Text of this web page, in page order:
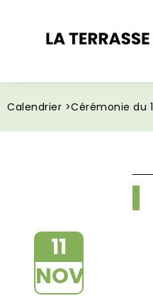
Calendrier >Cérémonie du
11
NOV